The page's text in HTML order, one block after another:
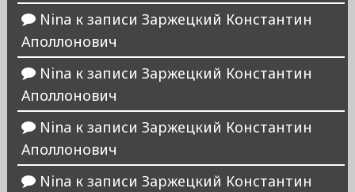
Nina к записи Заржецкий Константин
Аполлонович
Nina к записи Заржецкий Константин
Аполлонович
Nina к записи Заржецкий Константин
Аполлонович
Nina к записи Заржецкий Константин